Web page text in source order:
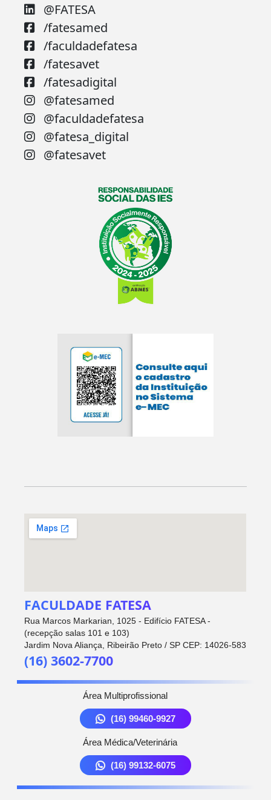
@FATESA
/fatesamed
/faculdadefatesa
/fatesavet
/fatesadigital
@fatesamed
@faculdadefatesa
@fatesa_digital
@fatesavet
FACULDADE FATESA
Rua Marcos Markarian, 1025 - Edifício FATESA -
(recepção salas 101 e 103)
Jardim Nova Aliança, Ribeirão Preto / SP CEP: 14026-583
(16) 3602-7700
Área Multiprofissional
(16) 99460-9927
Área Médica/Veterinária
(16) 99132-6075